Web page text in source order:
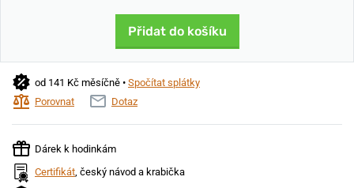
Přidat do košíku
od 141 Kč měsíčně • Spočítat splátky
Porovnat
Dotaz
Dárek k hodinkám
Certifikát, český návod a krabička